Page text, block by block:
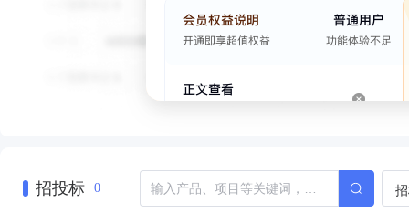
招投标 0